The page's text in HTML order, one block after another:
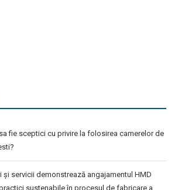
fie sceptici cu privire la folosirea camerelor de
și servicii demonstrează angajamentul HMD
sustenabile în procesul de fabricare a